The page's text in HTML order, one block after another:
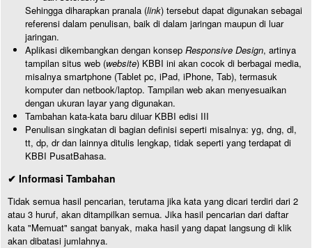
Sehingga diharapkan pranala (link) tersebut dapat digunakan sebagai
referensi dalam penulisan, baik di dalam jaringan maupun di luar
jaringan.
Aplikasi dikembangkan dengan konsep Responsive Design, artinya
tampilan situs web (website) KBBI ini akan cocok di berbagai media,
misalnya smartphone (Tablet pc, iPad, iPhone, Tab), termasuk
komputer dan netbook/laptop. Tampilan web akan menyesuaikan
dengan ukuran layar yang digunakan.
Tambahan kata-kata baru diluar KBBI edisi III
Penulisan singkatan di bagian definisi seperti misalnya: yg, dng, dl,
tt, dp, dr dan lainnya ditulis lengkap, tidak seperti yang terdapat di
KBBI PusatBahasa.
✔ Informasi Tambahan
Tidak semua hasil pencarian, terutama jika kata yang dicari terdiri dari 2
atau 3 huruf, akan ditampilkan semua. Jika hasil pencarian dari daftar
kata "Memuat" sangat banyak, maka hasil yang dapat langsung di klik
akan dibatasi jumlahnya.